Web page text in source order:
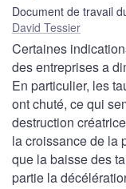
Document de travail
David Tessier
Certaines
des entreprises a
En particulier, les
ont chuté, ce qui
destruction
la croissance de la
que la baisse des
partie la